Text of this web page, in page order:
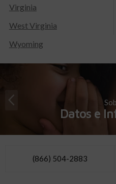
Virginia
West Virginia
Wyoming
Datos e
(866) 504-2883